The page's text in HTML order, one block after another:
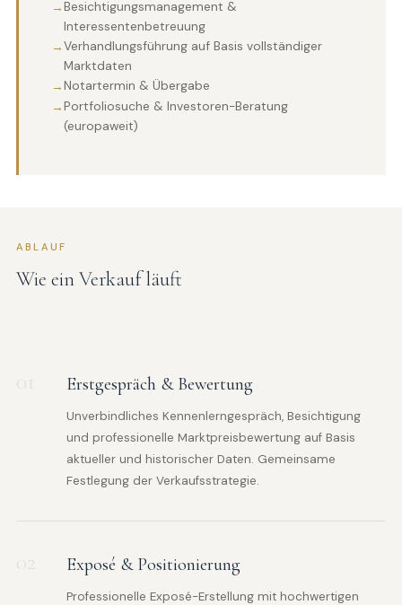
Besichtigungsmanagement &
Interessentenbetreuung
Verhandlungsführung auf Basis vollständiger
Marktdaten
Notartermin & Übergabe
Portfoliosuche & Investoren-Beratung
(europaweit)
ABLAUF
Wie ein Verkauf läuft
01 Erstgespräch & Bewertung
Unverbindliches Kennenlerngespräch, Besichtigung
und professionelle Marktpreisbewertung auf Basis
aktueller und historischer Daten. Gemeinsame
Festlegung der Verkaufsstrategie.
02 Exposé & Positionierung
Professionelle Exposé-Erstellung mit hochwertigen